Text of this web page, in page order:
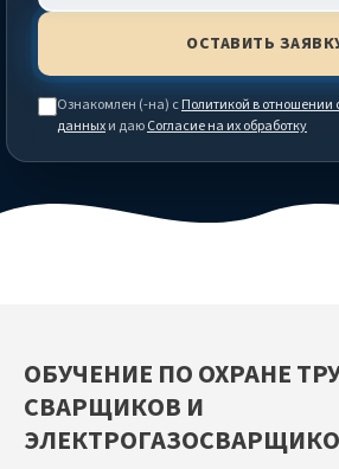
Ознакомлен (-на) сПолитикой в отношении
данныхи даюСогласие на их обработку
ОБУЧЕНИЕ ПО ОХРАНЕ
СВАРЩИКОВ И